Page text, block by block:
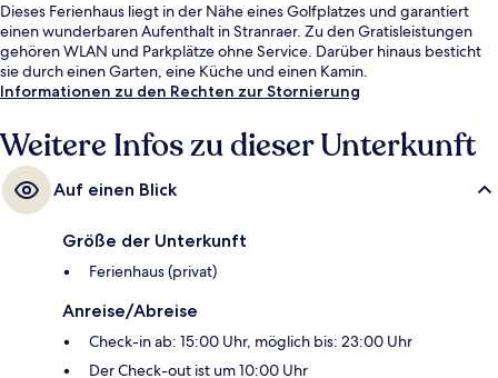
Dieses Ferienhaus liegt in der Nähe eines Golfplatzes und garantiert
einen wunderbaren Aufenthalt in Stranraer. Zu den Gratisleistungen
gehören WLAN und Parkplätze ohne Service. Darüber hinaus besticht
sie durch einen Garten, eine Küche und einen Kamin.
Informationen zu den Rechten zur Stornierung
Weitere Infos zu dieser Unterkunft
Auf einen Blick
Größe der Unterkunft
Ferienhaus (privat)
Anreise/Abreise
Check-in ab: 15:00 Uhr, möglich bis: 23:00 Uhr
Der Check-out ist um 10:00 Uhr